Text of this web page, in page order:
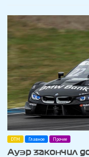
DTM Главное Прочее
Ауэр закончил